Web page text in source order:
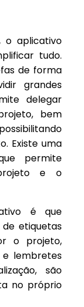
o aplicativo
tudo.
de forma
grandes
delegar
bem
Existe uma
permite
e o
é que
etiquetas
o projeto,
lembretes
são
no próprio